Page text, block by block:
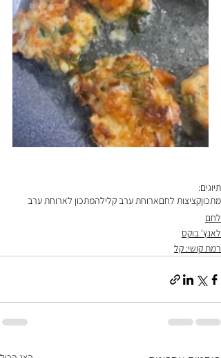
תיוגים:
מתכוןקציצות לחםארוחת ערב קלילהמתכון לארוחת ערב
לחם
לאנץ' בוקס
רמת קושי: קל